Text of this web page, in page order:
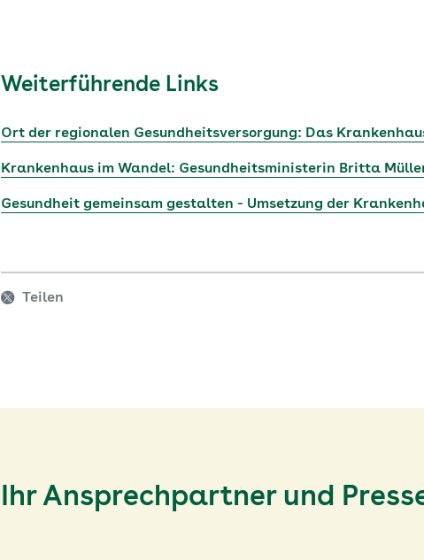
Weiterführende Links
Ort der regionalen Gesundheitsversorgung: Das
Krankenhaus im Wandel: Gesundheitsministerin Britta
Gesundheit gemeinsam gestalten - Umsetzung der
Teilen
Ihr Ansprechpartner und